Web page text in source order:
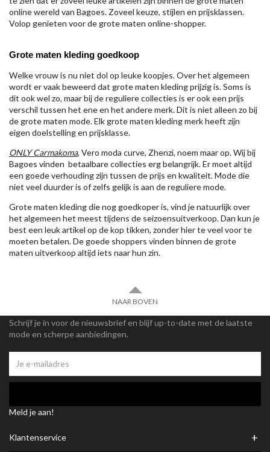
online wereld van Bagoes. Zoveel keuze, stijlen en prijsklassen.
Volop genieten voor de grote maten online-shopper.
Grote maten kleding goedkoop
Welke vrouw is nu niet dol op leuke koopjes. Over het algemeen
wordt er vaak beweerd dat grote maten kleding prijzig is. Soms is
dit ook wel zo, maar bij de reguliere collecties is er ook een prijs
verschil tussen het ene en het andere merk. Dit is niet alleen zo bij
de grote maten mode. Elk grote maten kleding merk heeft zijn
eigen doelstelling en prijsklasse.
ONLY Carmakoma, Vero moda curve, Zhenzi, noem maar op. Wij bij
Bagoes vinden betaalbare collecties erg belangrijk. Er moet altijd
een goede verhouding zijn tussen de prijs en kwaliteit. Mode die
niet veel duurder is of zelfs gelijk is aan de reguliere mode.
Grote maten kleding die nog goedkoper is, vind je natuurlijk over
het algemeen het meest tijdens de seizoensuitverkoop. Dan kun je
best een leuk artikel op de kop tikken, zonder hier te veel voor te
moeten betalen. De goede shoppers vinden binnen de grote
maten uitverkoop altijd iets naar hun zin.
NAAR BOVEN
Schrijf je in voor de nieuwsbrief en blijf up-to-date met de laatste
mode en scherpe aanbiedingen.
Meld je aan!
Klantenservice +